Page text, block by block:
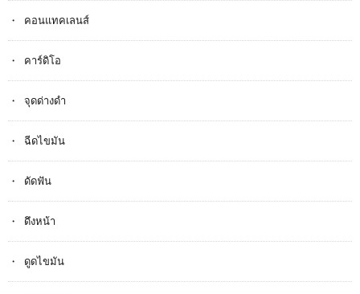
คอนแทคเลนส์
คาร์ดิโอ
จุดด่างดำ
ฉีดไขมัน
ดัดฟัน
ดึงหน้า
ดูดไขมัน